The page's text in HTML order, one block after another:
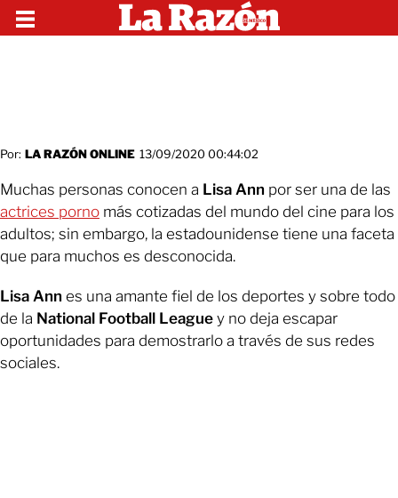
Por: LA RAZÓN ONLINE 13/09/2020 00:44:02
Muchas personas conocen a Lisa Ann por ser una de las
actrices porno más cotizadas del mundo del cine para los
adultos; sin embargo, la estadounidense tiene una faceta
que para muchos es desconocida.
Lisa Ann es una amante fiel de los deportes y sobre todo
de la National Football League y no deja escapar
oportunidades para demostrarlo a través de sus redes
sociales.